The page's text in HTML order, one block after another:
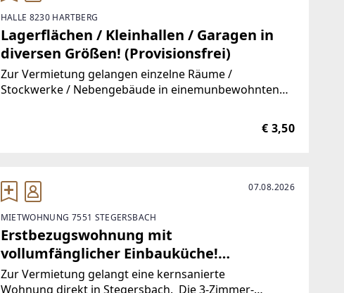
HALLE 8230 HARTBERG
Lagerflächen / Kleinhallen / Garagen in
diversen Größen! (Provisionsfrei)
Zur Vermietung gelangen einzelne Räume /
Stockwerke / Nebengebäude in einemunbewohnten
Räumlichkeiten, stehen Ihnen Größen vonca. 10 m² bis
€ 3,50
07.08.2026
MIETWOHNUNG 7551 STEGERSBACH
Erstbezugswohnung mit
vollumfänglicher Einbauküche!
(Provisionsfrei)
Zur Vermietung gelangt eine kernsanierte
Wohnung direkt in Stegersbach. Die 3-Zimmer-